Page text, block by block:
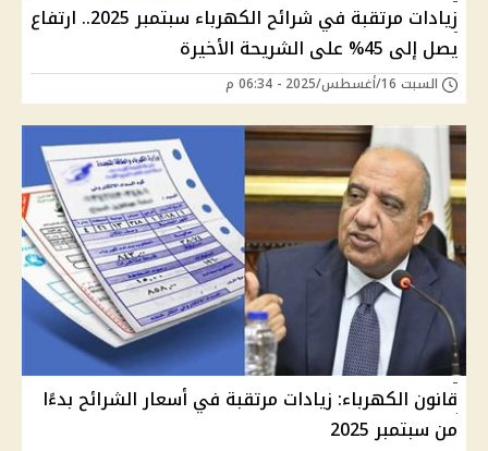
زيادات مرتقبة في شرائح الكهرباء سبتمبر 2025.. ارتفاع
يصل إلى 45% على الشريحة الأخيرة
السبت 16/أغسطس/2025 - 06:34 م
قانون الكهرباء: زيادات مرتقبة في أسعار الشرائح بدءًا
من سبتمبر 2025